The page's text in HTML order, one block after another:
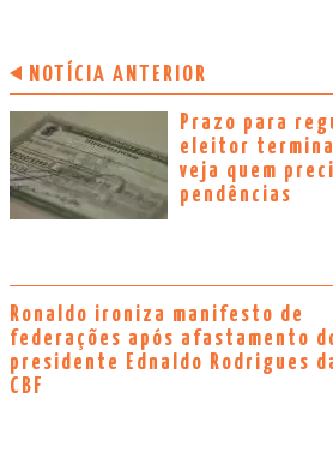
NOTÍCIA ANTERIOR
Prazo para
eleitor
veja quem
pendências
Ronaldo ironiza manifesto de
federações após afastamento
presidente Ednaldo Rodrigues
CBF